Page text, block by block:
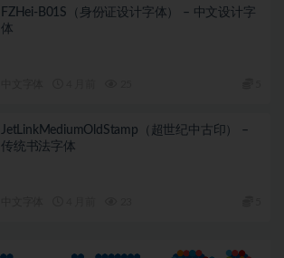
FZHei-B01S（身份证设计字体） – 中文设计字
体
JetLinkMediumOldStamp（超世纪中古印） –
传统书法字体